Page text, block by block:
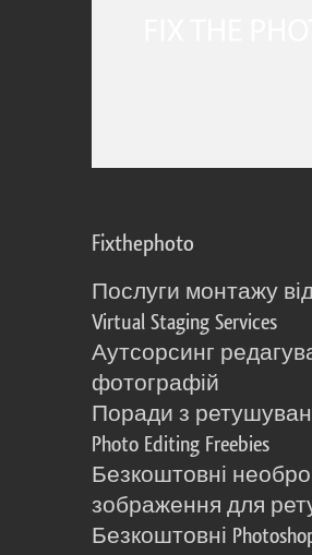
Fixthephoto
Послуги монтажу
Virtual Staging Services
Аутсорсинг
фотографій
Поради з
Photo Editing Freebies
Безкоштовні
зображення для
Безкоштовні